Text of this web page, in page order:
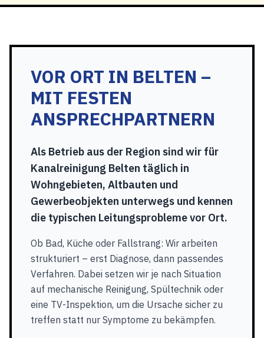
VOR ORT IN BELTEN –
MIT FESTEN
ANSPRECHPARTNERN
Als Betrieb aus der Region sind wir für
Kanalreinigung Belten täglich in
Wohngebieten, Altbauten und
Gewerbeobjekten unterwegs und kennen
die typischen Leitungsprobleme vor Ort.
Ob Bad, Küche oder Fallstrang: Wir arbeiten
strukturiert – erst Diagnose, dann passendes
Verfahren. Dabei setzen wir je nach Situation
auf mechanische Reinigung, Spültechnik oder
eine TV-Inspektion, um die Ursache sicher zu
treffen statt nur Symptome zu bekämpfen.